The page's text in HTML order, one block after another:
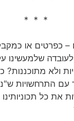
* * *
– כפרטים או
שלמעשינו
ולא
התרחשויות
כל תכוניותינו